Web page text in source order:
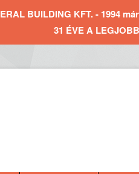
BUILDING KFT. - 1994
31 ÉVE A